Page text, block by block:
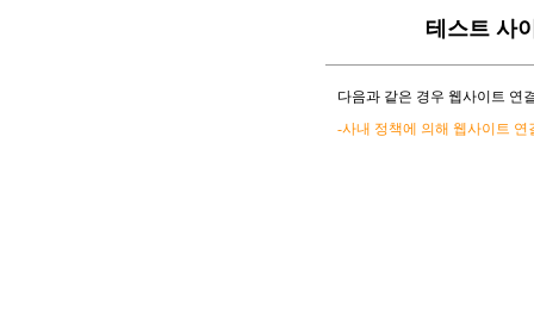
테스트 사
다음과 같은 경우 웹사이트 연
-사내 정책에 의해 웹사이트